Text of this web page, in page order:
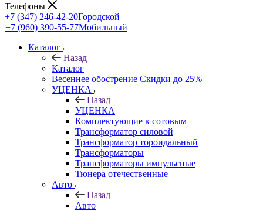
Телефоны
+7 (347) 246-42-20Городской
+7 (960) 390-55-77Мобильный
Каталог
Назад
Каталог
Весеннее обострение Скидки до 25%
УЦЕНКА
Назад
УЦЕНКА
Комплектующие к сотовым
Трансформатор силовой
Трансформатор тороидальный
Трансформаторы
Трансформаторы импульсные
Тюнера отечественные
Авто
Назад
Авто